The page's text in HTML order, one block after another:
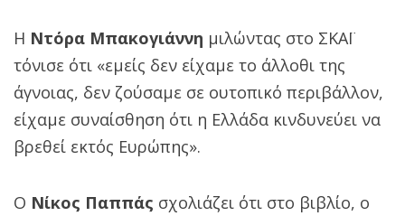
Η Ντόρα Μπακογιάννη μιλώντας στο ΣΚΑΪ
τόνισε ότι «εμείς δεν είχαμε το άλλοθι της
άγνοιας, δεν ζούσαμε σε ουτοπικό περιβάλλον,
είχαμε συναίσθηση ότι η Ελλάδα κινδυνεύει να
βρεθεί εκτός Ευρώπης».
Ο Νίκος Παππάς σχολιάζει ότι στο βιβλίο, ο